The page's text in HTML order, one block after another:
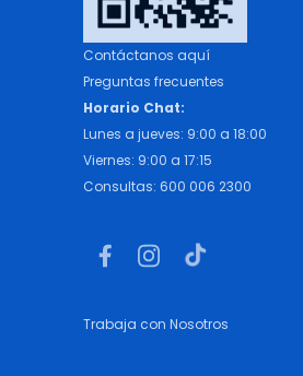
Contáctanos aquí
Preguntas frecuentes
Horario Chat:
Lunes a jueves: 9:00 a 18:00
Viernes: 9:00 a 17:15
Consultas: 600 006 2300
Trabaja con Nosotros